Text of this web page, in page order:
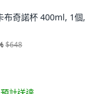
布奇諾杯 400ml, 1個,
$648